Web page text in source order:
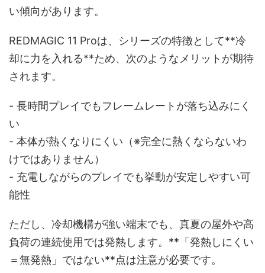
い傾向があります。
REDMAGIC 11 Proは、シリーズの特徴として**冷
却に力を入れる**ため、次のようなメリットが期待
されます。
- 長時間プレイでもフレームレートが落ち込みにく
い
- 本体が熱くなりにくい（※完全に熱くならないわ
けではありません）
- 充電しながらのプレイでも挙動が安定しやすい可
能性
ただし、冷却機構が強い端末でも、真夏の屋外や高
負荷の連続使用では発熱します。**「発熱しにくい
＝無発熱」ではない**点は注意が必要です。